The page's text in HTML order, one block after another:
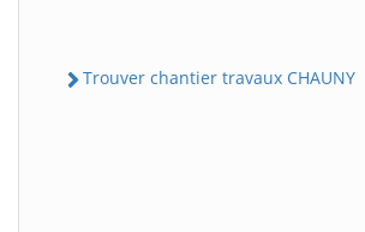
Trouver chantier travaux CHAUNY